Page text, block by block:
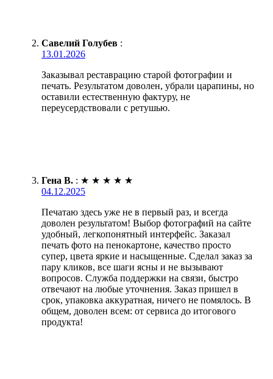
Савелий Голубев :
13.01.2026
Заказывал реставрацию старой фотографии и
печать. Результатом доволен, убрали царапины, но
оставили естественную фактуру, не
переусердствовали с ретушью.
Гена В. : ★ ★ ★ ★ ★
04.12.2025
Печатаю здесь уже не в первый раз, и всегда
доволен результатом! Выбор фотографий на сайте
удобный, легкопонятный интерфейс. Заказал
печать фото на пенокартоне, качество просто
супер, цвета яркие и насыщенные. Сделал заказ за
пару кликов, все шаги ясны и не вызывают
вопросов. Служба поддержки на связи, быстро
отвечают на любые уточнения. Заказ пришел в
срок, упаковка аккуратная, ничего не помялось. В
общем, доволен всем: от сервиса до итогового
продукта!